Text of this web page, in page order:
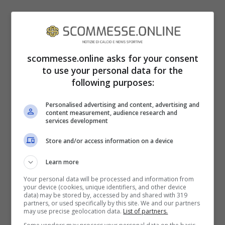
Zdenek Zeman (Ansa)
scommesse.online asks for your consent
to use your personal data for the
following purposes:
Personalised advertising and content, advertising and
content measurement, audience research and
services development
Store and/or access information on a device
Learn more
Your personal data will be processed and information from
your device (cookies, unique identifiers, and other device
data) may be stored by, accessed by and shared with 319
partners, or used specifically by this site. We and our partners
may use precise geolocation data. List of partners.